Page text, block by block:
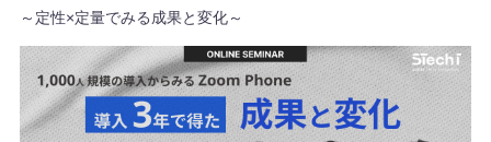
価格シミュレーション
導入事例
～定性×定量でみる成果と変化～